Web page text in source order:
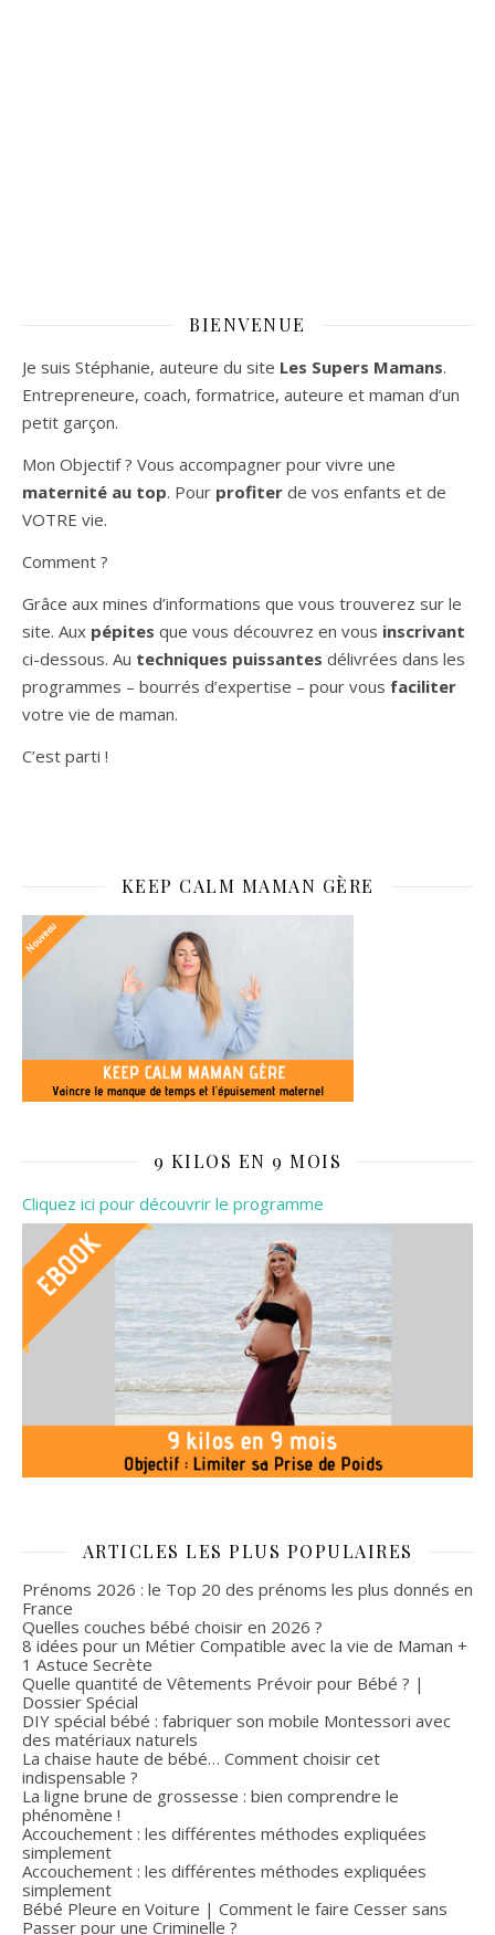
BIENVENUE
Je suis Stéphanie, auteure du site Les Supers Mamans.
Entrepreneure, coach, formatrice, auteure et maman d’un
petit garçon.
Mon Objectif ? Vous accompagner pour vivre une
maternité au top. Pour profiter de vos enfants et de
VOTRE vie.
Comment ?
Grâce aux mines d’informations que vous trouverez sur le
site. Aux pépites que vous découvrez en vous inscrivant
ci-dessous. Au techniques puissantes délivrées dans les
programmes – bourrés d’expertise – pour vous faciliter
votre vie de maman.
C’est parti !
KEEP CALM MAMAN GÈRE
9 KILOS EN 9 MOIS
Cliquez ici pour découvrir le programme
ARTICLES LES PLUS POPULAIRES
Prénoms 2026 : le Top 20 des prénoms les plus donnés en
France
Quelles couches bébé choisir en 2026 ?
8 idées pour un Métier Compatible avec la vie de Maman +
1 Astuce Secrète
Quelle quantité de Vêtements Prévoir pour Bébé ? |
Dossier Spécial
DIY spécial bébé : fabriquer son mobile Montessori avec
des matériaux naturels
La chaise haute de bébé… Comment choisir cet
indispensable ?
La ligne brune de grossesse : bien comprendre le
phénomène !
Accouchement : les différentes méthodes expliquées
simplement
Accouchement : les différentes méthodes expliquées
simplement
Bébé Pleure en Voiture | Comment le faire Cesser sans
Passer pour une Criminelle ?